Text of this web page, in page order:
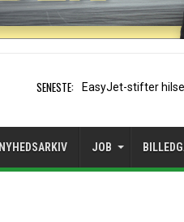
SENESTE: Air France
NYHEDSARKIV JOB